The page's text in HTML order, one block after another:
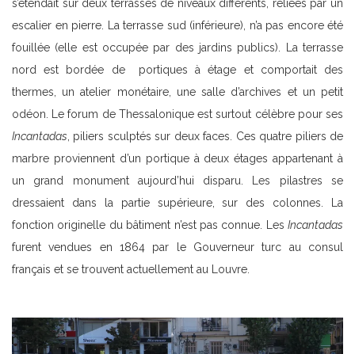
s’étendait sur deux terrasses de niveaux différents, reliées par un
escalier en pierre. La terrasse sud (inférieure), n’a pas encore été
fouillée (elle est occupée par des jardins publics). La terrasse
nord est bordée de portiques à étage et comportait des
thermes, un atelier monétaire, une salle d’archives et un petit
odéon. Le forum de Thessalonique est surtout célèbre pour ses
Incantadas , piliers sculptés sur deux faces. Ces quatre piliers de
marbre proviennent d’un portique à deux étages appartenant à
un grand monument aujourd’hui disparu. Les pilastres se
dressaient dans la partie supérieure, sur des colonnes. La
fonction originelle du bâtiment n’est pas connue. Les Incantadas
furent vendues en 1864 par le Gouverneur turc au consul
français et se trouvent actuellement au Louvre.